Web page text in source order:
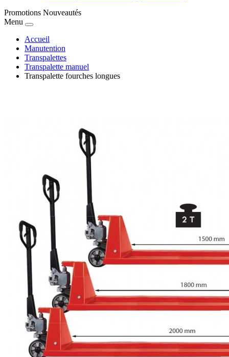
Promotions Nouveautés
Menu
Accueil
Manutention
Transpalettes
Transpalette manuel
Transpalette fourches longues